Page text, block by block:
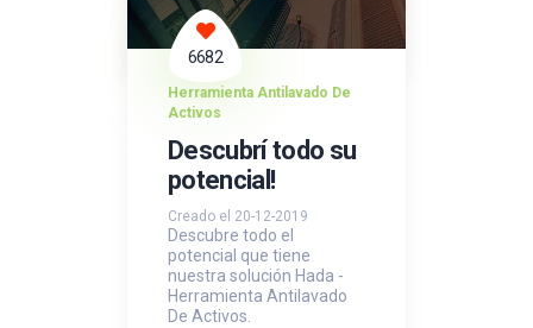
6682
Herramienta Antilavado De
Activos
Descubrí todo su
potencial!
Creado el 20-12-2019
Descubre todo el
potencial que tiene
nuestra solución Hada -
Herramienta Antilavado
De Activos.